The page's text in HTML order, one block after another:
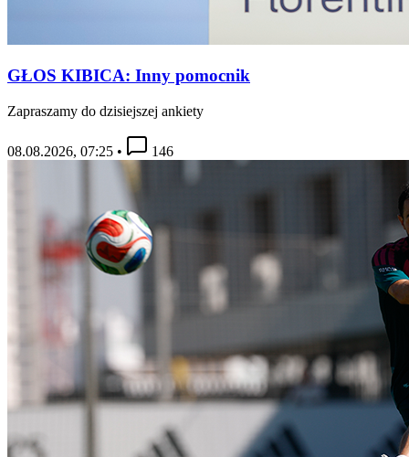
GŁOS KIBICA: Inny pomocnik
Zapraszamy do dzisiejszej ankiety
08.08.2026, 07:25 • 146